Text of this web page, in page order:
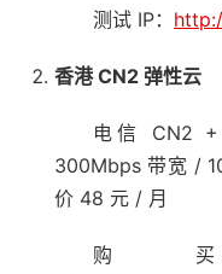
测试 IP：
香港 CN2 弹性云
电信 CN2 +
300Mbps 带宽 /
价 48 元 / 月
购